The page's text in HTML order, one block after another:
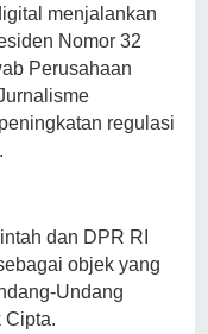
menjalankan
Nomor 32
Perusahaan
regulasi
dan DPR RI
objek yang
Undang
Cipta.